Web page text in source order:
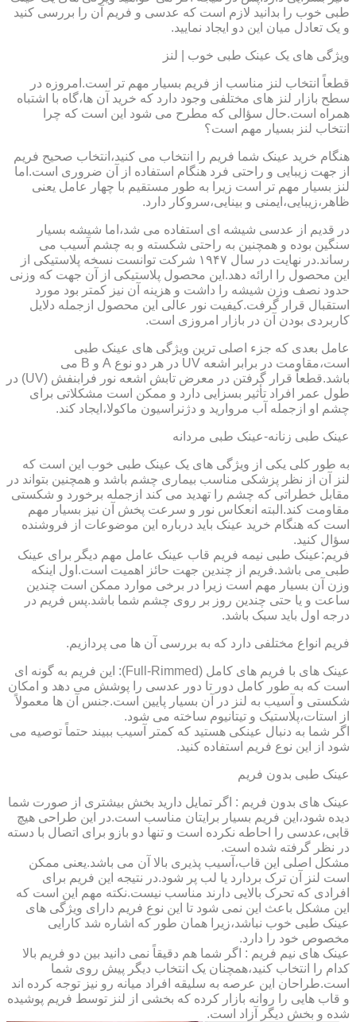
طبی خوب را بدانید لازم است که عدسی و فریم آن را بررسی کنید
و یک تعادل میان این دو ایجاد نمایید.
ویژگی های یک عینک طبی خوب | لنز
قطعاً انتخاب لنز مناسب از فریم بسیار مهم تر است.امروزه در
سطح بازار لنز های مختلفی وجود دارد که خرید آن ها،گاه با اشتباه
همراه است.حال سؤالی که مطرح می شود این است که چرا
انتخاب لنز بسیار مهم است؟
هنگام خرید عینک شما فریم را انتخاب می کنید،انتخاب صحیح فریم
از جهت زیبایی و راحتی فرد هنگام استفاده از آن ضروری است.اما
لنز بسیار مهم تر است زیرا به طور مستقیم با چهار عامل یعنی
ظاهر،زیبایی،ایمنی و بینایی،سروکار دارد.
در قدیم از عدسی شیشه ای استفاده می شد،اما شیشه بسیار
سنگین بوده و همچنین به راحتی شکسته و به چشم آسیب می
رساند.در نهایت در سال ۱۹۴۷ شرکت توانست نسخه پلاستیکی از
این محصول را ارائه دهد.این محصول پلاستیکی از آن جهت که وزنی
حدود نصف وزن شیشه را داشت و هزینه آن نیز کمتر بود مورد
استقبال قرار گرفت.کیفیت نور عالی این محصول ازجمله دلایل
کاربردی بودن آن در بازار امروزی است.
عامل بعدی که جزء اصلی ترین ویژگی های عینک طبی
است،مقاومت در برابر اشعه UV در هر دو نوع A و B می
باشد.قطعاً قرار گرفتن در معرض تابش اشعه نور فرابنفش (UV) در
طول عمر افراد تأثیر بسزایی دارد و ممکن است مشکلاتی برای
چشم او ازجمله آب مروارید و دژنراسیون ماکولا،ایجاد کند.
عینک طبی زنانه-عینک طبی مردانه
به طور کلی یکی از ویژگی های یک عینک طبی خوب این است که
لنز آن از نظر پزشکی مناسب بیماری چشم باشد و همچنین بتواند در
مقابل خطراتی که چشم را تهدید می کند ازجمله برخورد و شکستی
مقاومت کند.البته انعکاس نور و سرعت پخش آن نیز بسیار مهم
است که هنگام خرید عینک باید درباره این موضوعات از فروشنده
سؤال کنید.
فریم:عینک طبی نیمه فریم قاب عینک عامل مهم دیگر برای عینک
طبی می باشد.فریم از چندین جهت حائز اهمیت است.اول اینکه
وزن آن بسیار مهم است زیرا در برخی موارد ممکن است چندین
ساعت و یا حتی چندین روز بر روی چشم شما باشد.پس فریم در
درجه اول باید سبک باشد.
فریم انواع مختلفی دارد که به بررسی آن ها می پردازیم.
عینک های با فریم های کامل (Full-Rimmed): این فریم به گونه ای
است که به طور کامل دور تا دور عدسی را پوشش می دهد و امکان
شکستی و آسیب به لنز در آن بسیار پایین است.جنس آن ها معمولاً
از استات،پلاستیک و تیتانیوم ساخته می شود.
اگر شما به دنبال عینکی هستید که کمتر آسیب ببیند حتماً توصیه می
شود از این نوع فریم استفاده کنید.
عینک طبی بدون فریم
عینک های بدون فریم : اگر تمایل دارید بخش بیشتری از صورت شما
دیده شود،این فریم بسیار برایتان مناسب است.در این طراحی هیچ
قابی،عدسی را احاطه نکرده است و تنها دو بازو برای اتصال با دسته
در نظر گرفته شده است.
مشکل اصلی این قاب،آسیب پذیری بالا آن می باشد.یعنی ممکن
است لنز آن ترک بردارد یا لب پر شود.در نتیجه این فریم برای
افرادی که تحرک بالایی دارند مناسب نیست.نکته مهم این است که
این مشکل باعث این نمی شود تا این نوع فریم دارای ویژگی های
عینک طبی خوب نباشد،زیرا همان طور که اشاره شد کارایی
مخصوص خود را دارد.
عینک های نیم فریم : اگر شما هم دقیقاً نمی دانید بین دو فریم بالا
کدام را انتخاب کنید،همچنان یک انتخاب دیگر پیش روی شما
است.طراحان این عرصه به سلیقه افراد میانه رو نیز توجه کرده اند
و قاب هایی را روانه بازار کرده که بخشی از لنز توسط فریم پوشیده
شده و بخش دیگر آزاد است.